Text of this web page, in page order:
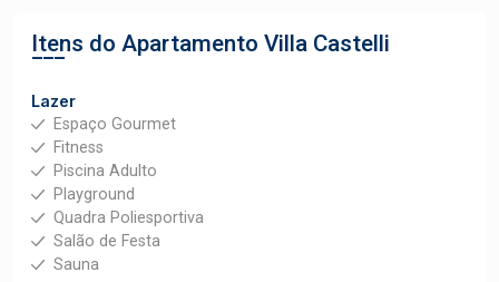
Itens do Apartamento Villa Castelli
Lazer
Espaço Gourmet
Fitness
Piscina Adulto
Playground
Quadra Poliesportiva
Salão de Festa
Sauna